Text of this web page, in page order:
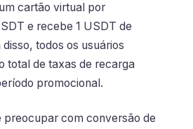
cartão virtual por
e recebe 1 USDT de
todos os usuários
total de taxas de recarga
promocional.
preocupar com conversão de